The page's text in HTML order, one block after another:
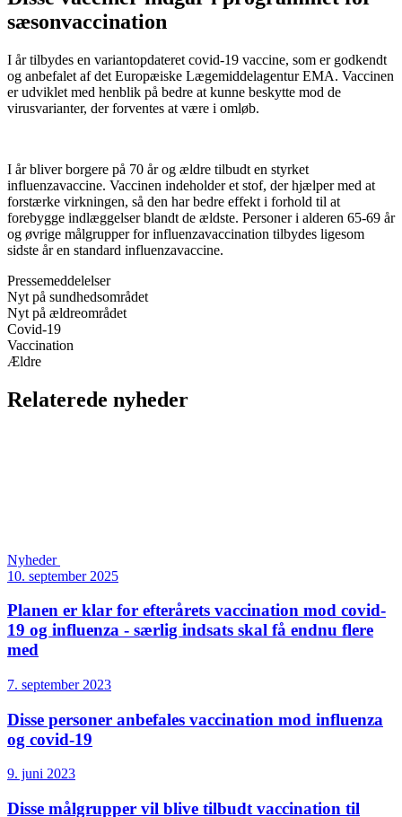
sæsonvaccination
I år tilbydes en variantopdateret covid-19 vaccine, som er godkendt
og anbefalet af det Europæiske Lægemiddelagentur EMA. Vaccinen
er udviklet med henblik på bedre at kunne beskytte mod de
virusvarianter, der forventes at være i omløb.
I år bliver borgere på 70 år og ældre tilbudt en styrket
influenzavaccine. Vaccinen indeholder et stof, der hjælper med at
forstærke virkningen, så den har bedre effekt i forhold til at
forebygge indlæggelser blandt de ældste. Personer i alderen 65-69 år
og øvrige målgrupper for influenzavaccination tilbydes ligesom
sidste år en standard influenzavaccine.
Pressemeddelelser
Nyt på sundhedsområdet
Nyt på ældreområdet
Covid-19
Vaccination
Ældre
Relaterede nyheder
Nyheder
10. september 2025
Planen er klar for efterårets vaccination mod covid-
19 og influenza - særlig indsats skal få endnu flere
med
7. september 2023
Disse personer anbefales vaccination mod influenza
og covid-19
9. juni 2023
Disse målgrupper vil blive tilbudt vaccination til